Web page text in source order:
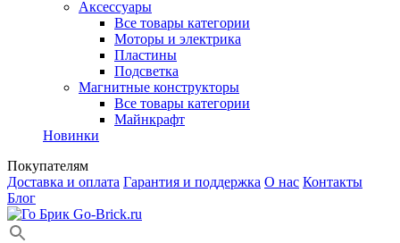
Аксессуары
Все товары категории
Моторы и электрика
Пластины
Подсветка
Магнитные конструкторы
Все товары категории
Майнкрафт
Новинки
Покупателям
Доставка и оплата Гарантия и поддержка О нас Контакты
Блог
Go-Brick.ru